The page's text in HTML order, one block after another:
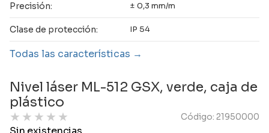
Precisión: ± 0,3 mm/m
Clase de protección: IP 54
Todas las características
Nivel láser ML-512 GSX, verde, caja de
plástico
★ ★ ★ ★ ★ Código: 21950000